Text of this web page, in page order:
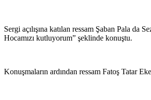
Sergi açılışına katılan ressam Şaban Pala
Hocamızı kutluyorum” şeklinde konuştu.
Konuşmaların ardından ressam Fatoş Tatar